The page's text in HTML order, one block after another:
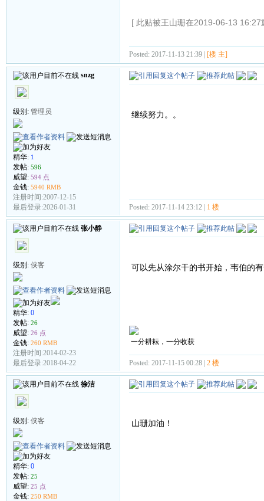
[ 此贴被王山珊在2019-06-13 16:27
Posted: 2017-11-13 21:39 | [楼 主]
snzg
级别: 管理员
精华: 1
发帖: 596
威望: 594 点
金钱: 5940 RMB
注册时间:2007-12-15
最后登录:2026-01-31
继续努力。。
Posted: 2017-11-14 23:12 | 1 楼
张小静
级别: 侠客
精华: 0
发帖: 26
威望: 26 点
金钱: 260 RMB
注册时间:2014-02-23
最后登录:2018-04-22
可以先从涂尔干的书开始，韦伯的
一分耕耘，一分收获
Posted: 2017-11-15 00:28 | 2 楼
徐洁
级别: 侠客
精华: 0
发帖: 25
威望: 25 点
金钱: 250 RMB
山珊加油！